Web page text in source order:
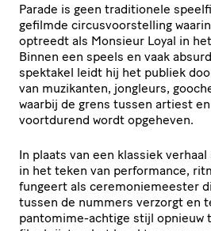
Parade is geen traditionele
gefilmde circusvoorstelling
optreedt als Monsieur Loyal in
Binnen een speels en vaak
spektakel leidt hij het publiek
van muzikanten, jongleurs,
waarbij de grens tussen artiest
voortdurend wordt opgeheven.
In plaats van een klassiek
in het teken van performance,
fungeert als ceremoniemeester
tussen de nummers verzorgt en
pantomime-achtige stijl opnieuw